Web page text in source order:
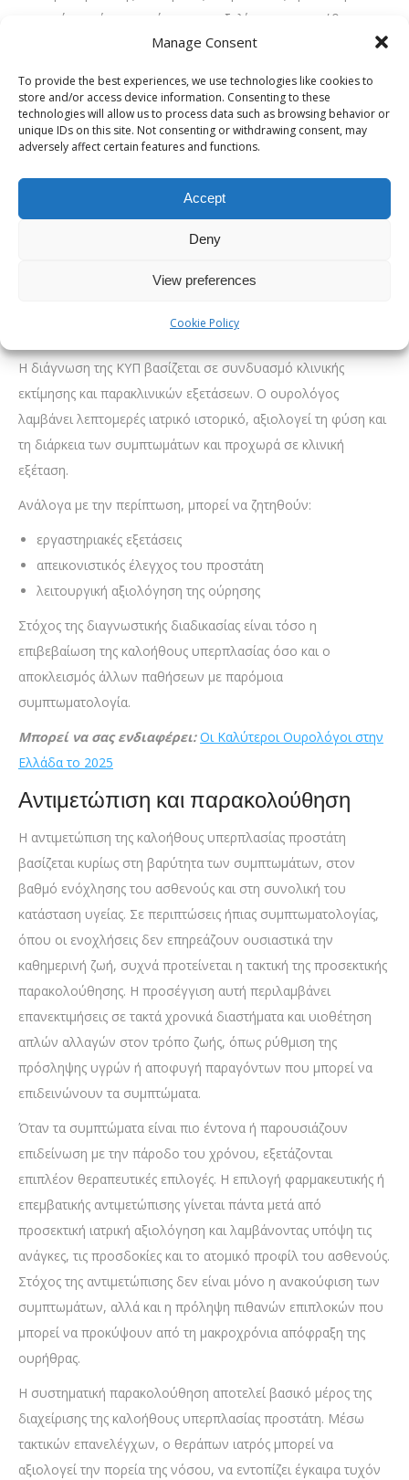
Manage Consent
To provide the best experiences, we use technologies like cookies to
store and/or access device information. Consenting to these
technologies will allow us to process data such as browsing behavior or
unique IDs on this site. Not consenting or withdrawing consent, may
adversely affect certain features and functions.
Accept
Deny
View preferences
Cookie Policy
αφορούν κυρίως την ούρηση και εξελίσσονται συνήθως
σταδιακά. Τα πιο συχνά περιλαμβάνουν:
αδύναμη ή μειωμένη ροή ούρων
διακοπτόμενη ούρηση
δυσκολία στην έναρξη της ούρησης
συχνουρία, ιδιαίτερα κατά τη διάρκεια της νύχτας
επιτακτική ανάγκη για ούρηση
αίσθημα ατελούς κένωσης της ουροδόχου κύστης
Σε προχωρημένες περιπτώσεις, η παρατεταμένη απόφραξη
ή λοιμώξεις του ουροποιητικού.
Πώς τίθεται η διάγνωση
Η διάγνωση της ΚΥΠ βασίζεται σε συνδυασμό κλινικής
εκτίμησης και παρακλινικών εξετάσεων. Ο ουρολόγος
λαμβάνει λεπτομερές ιατρικό ιστορικό, αξιολογεί τη φύση και
τη διάρκεια των συμπτωμάτων και προχωρά σε κλινική
εξέταση.
Ανάλογα με την περίπτωση, μπορεί να ζητηθούν:
εργαστηριακές εξετάσεις
απεικονιστικός έλεγχος του προστάτη
λειτουργική αξιολόγηση της ούρησης
Στόχος της διαγνωστικής διαδικασίας είναι τόσο η
επιβεβαίωση της καλοήθους υπερπλασίας όσο και ο
αποκλεισμός άλλων παθήσεων με παρόμοια
συμπτωματολογία.
Μπορεί να σας ενδιαφέρει: Οι Καλύτεροι Ουρολόγοι στην
Ελλάδα το 2025
Αντιμετώπιση και παρακολούθηση
Η αντιμετώπιση της καλοήθους υπερπλασίας προστάτη
βασίζεται κυρίως στη βαρύτητα των συμπτωμάτων, στον
βαθμό ενόχλησης του ασθενούς και στη συνολική του
κατάσταση υγείας. Σε περιπτώσεις ήπιας συμπτωματολογίας,
όπου οι ενοχλήσεις δεν επηρεάζουν ουσιαστικά την
καθημερινή ζωή, συχνά προτείνεται η τακτική της προσεκτικής
παρακολούθησης. Η προσέγγιση αυτή περιλαμβάνει
επανεκτιμήσεις σε τακτά χρονικά διαστήματα και υιοθέτηση
απλών αλλαγών στον τρόπο ζωής, όπως ρύθμιση της
πρόσληψης υγρών ή αποφυγή παραγόντων που μπορεί να
επιδεινώνουν τα συμπτώματα.
Όταν τα συμπτώματα είναι πιο έντονα ή παρουσιάζουν
επιδείνωση με την πάροδο του χρόνου, εξετάζονται
επιπλέον θεραπευτικές επιλογές. Η επιλογή φαρμακευτικής ή
επεμβατικής αντιμετώπισης γίνεται πάντα μετά από
προσεκτική ιατρική αξιολόγηση και λαμβάνοντας υπόψη τις
ανάγκες, τις προσδοκίες και το ατομικό προφίλ του ασθενούς.
Στόχος της αντιμετώπισης δεν είναι μόνο η ανακούφιση των
συμπτωμάτων, αλλά και η πρόληψη πιθανών επιπλοκών που
μπορεί να προκύψουν από τη μακροχρόνια απόφραξη της
ουρήθρας.
Η συστηματική παρακολούθηση αποτελεί βασικό μέρος της
διαχείρισης της καλοήθους υπερπλασίας προστάτη. Μέσω
τακτικών επανελέγχων, ο θεράπων ιατρός μπορεί να
αξιολογεί την πορεία της νόσου, να εντοπίζει έγκαιρα τυχόν